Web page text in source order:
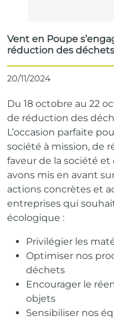
Vent en Poupe
réduction des déchets
20/11/2024
Du 18 octobre au 22
de réduction des
L’occasion parfaite
société à mission, de
faveur de la société
avons mis en avant
actions concrètes et
entreprises qui
écologique :
Privilégier les
Optimiser nos
déchets
Encourager le
objets
Sensibiliser nos